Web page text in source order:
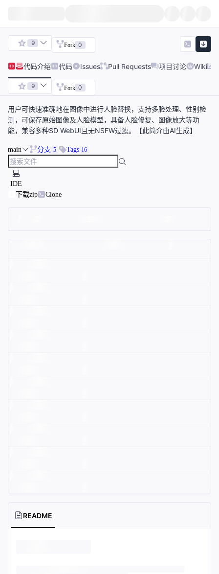
9 Fork 0
代码介绍 代码 Issues Pull Requests 项目讨论 Wiki
9 Fork 0
用户可快速准确地在图像中进行人脸替换，支持多脸处理、性别检
测，可保存原始图像及人脸模型，具备人脸修复、图像放大等功
能，兼容多种SD WebUI且无NSFW过滤。【此简介由AI生成】
main 分支 5 Tags 16
IDE
下载zip
Clone
README